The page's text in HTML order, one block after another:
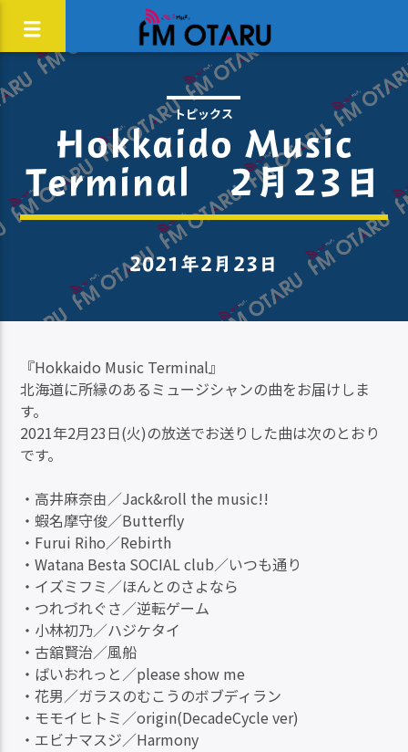
トピックス
Hokkaido Music
Terminal 2月23日
2021年2月23日
『Hokkaido Music Terminal』
北海道に所縁のあるミュージシャンの曲をお届けしま
す。
2021年2月23日(火)の放送でお送りした曲は次のとおり
です。
・高井麻奈由／Jack&roll the music!!
・蝦名摩守俊／Butterfly
・Furui Riho／Rebirth
・Watana Besta SOCIAL club／いつも通り
・イズミフミ／ほんとのさよなら
・つれづれぐさ／逆転ゲーム
・小林初乃／ハジケタイ
・古舘賢治／風船
・ばいおれっと／please show me
・花男／ガラスのむこうのボブディラン
・モモイヒトミ／origin(DecadeCycle ver)
・エビナマスジ／Harmony